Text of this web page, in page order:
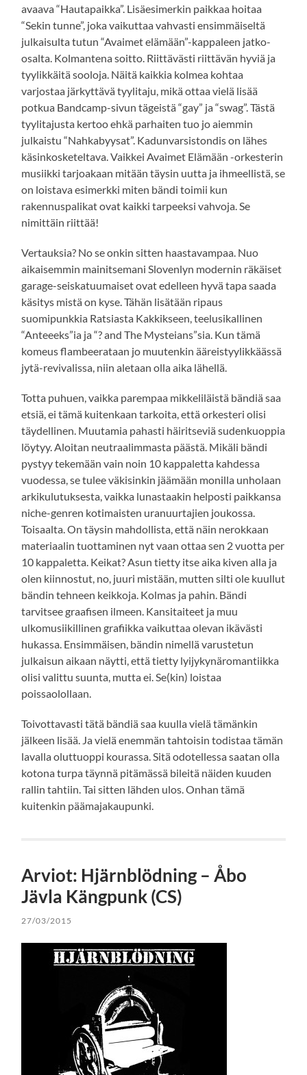
avaava “Hautapaikka”. Lisäesimerkin paikkaa hoitaa
“Sekin tunne”, joka vaikuttaa vahvasti ensimmäiseltä
julkaisulta tutun “Avaimet elämään”-kappaleen jatko-
osalta. Kolmantena soitto. Riittävästi riittävän hyviä ja
tyylikkäitä sooloja. Näitä kaikkia kolmea kohtaa
varjostaa järkyttävä tyylitaju, mikä ottaa vielä lisää
potkua Bandcamp-sivun tägeistä “gay” ja “swag”. Tästä
tyylitajusta kertoo ehkä parhaiten tuo jo aiemmin
julkaistu “Nahkabyysat”. Kadunvarsistondis on lähes
käsinkosketeltava. Vaikkei Avaimet Elämään -orkesterin
musiikki tarjoakaan mitään täysin uutta ja ihmeellistä, se
on loistava esimerkki miten bändi toimii kun
rakennuspalikat ovat kaikki tarpeeksi vahvoja. Se
nimittäin riittää!
Vertauksia? No se onkin sitten haastavampaa. Nuo
aikaisemmin mainitsemani Slovenlyn modernin räkäiset
garage-seiskatuumaiset ovat edelleen hyvä tapa saada
käsitys mistä on kyse. Tähän lisätään ripaus
suomipunkkia Ratsiasta Kakkikseen, teelusikallinen
“Anteeeks”ia ja “? and The Mysteians”sia. Kun tämä
komeus flambeerataan jo muutenkin ääreistyylikkäässä
jytä-revivalissa, niin aletaan olla aika lähellä.
Totta puhuen, vaikka parempaa mikkeliläistä bändiä saa
etsiä, ei tämä kuitenkaan tarkoita, että orkesteri olisi
täydellinen. Muutamia pahasti häiritseviä sudenkuoppia
löytyy. Aloitan neutraalimmasta päästä. Mikäli bändi
pystyy tekemään vain noin 10 kappaletta kahdessa
vuodessa, se tulee väkisinkin jäämään monilla unholaan
arkikulutuksesta, vaikka lunastaakin helposti paikkansa
niche-genren kotimaisten uranuurtajien joukossa.
Toisaalta. On täysin mahdollista, että näin nerokkaan
materiaalin tuottaminen nyt vaan ottaa sen 2 vuotta per
10 kappaletta. Keikat? Asun tietty itse aika kiven alla ja
olen kiinnostut, no, juuri mistään, mutten silti ole kuullut
bändin tehneen keikkoja. Kolmas ja pahin. Bändi
tarvitsee graafisen ilmeen. Kansitaiteet ja muu
ulkomusiikillinen grafiikka vaikuttaa olevan ikävästi
hukassa. Ensimmäisen, bändin nimellä varustetun
julkaisun aikaan näytti, että tietty lyijykynäromantiikka
olisi valittu suunta, mutta ei. Se(kin) loistaa
poissaolollaan.
Toivottavasti tätä bändiä saa kuulla vielä tämänkin
jälkeen lisää. Ja vielä enemmän tahtoisin todistaa tämän
lavalla oluttuoppi kourassa. Sitä odotellessa saatan olla
kotona turpa täynnä pitämässä bileitä näiden kuuden
rallin tahtiin. Tai sitten lähden ulos. Onhan tämä
kuitenkin päämajakaupunki.
Arviot: Hjärnblödning – Åbo
Jävla Kängpunk (CS)
27/03/2015